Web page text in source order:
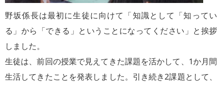
野坂係長は最初に生徒に向けて「知識として「知ってい
る」から「できる」ということになってください」と挨拶
しました。
生徒は、前回の授業で見えてきた課題を活かして、1か月間
生活してきたことを発表しました。引き続き2課題として、